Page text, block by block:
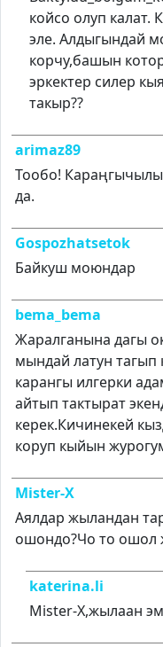
койсо олуп калат.
эле. Алдыгындай
корчу,башын
эркектер силер
такыр??
arimaz89
Тообо!
да.
Gospozhatsetok
Байкуш моюндар
bema_bema
Жаралганына дагы
мындай латун
карангы илгерки
айтып тактырат
керек.Кичинекей
коруп кыйын
Mister-X
Аялдар жыландан
ошондо?Чо то ошол
katerina.li
Mister-X,жылаан